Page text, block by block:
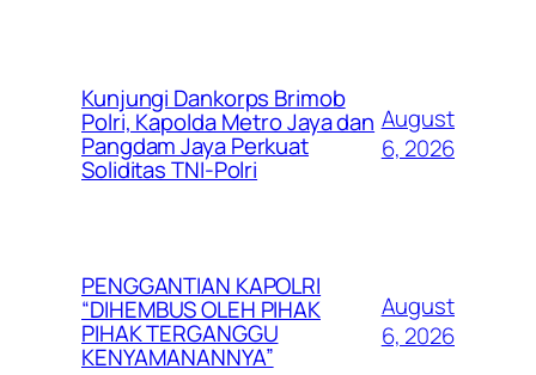
Kunjungi Dankorps Brimob
Polri, Kapolda Metro Jaya dan
Pangdam Jaya Perkuat
Soliditas TNI-Polri
August
6, 2026
PENGGANTIAN KAPOLRI
“DIHEMBUS OLEH PIHAK
PIHAK TERGANGGU
KENYAMANANNYA”
August
6, 2026